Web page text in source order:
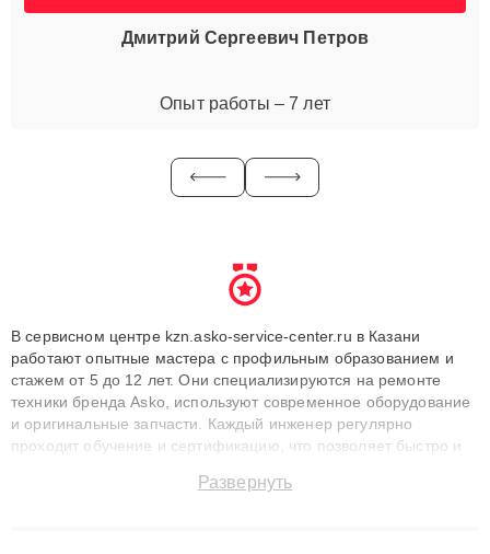
Дмитрий Сергеевич Петров
Опыт работы – 7 лет
В сервисном центре kzn.asko-service-center.ru в Казани
работают опытные мастера с профильным образованием и
стажем от 5 до 12 лет. Они специализируются на ремонте
техники бренда Asko, используют современное оборудование
и оригинальные запчасти. Каждый инженер регулярно
проходит обучение и сертификацию, что позволяет быстро и
сохранением гарантии до 3 лет. Наши мастера решают
Развернуть